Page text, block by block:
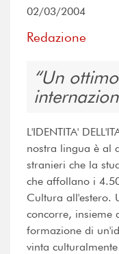
02/03/2004
Redazione
Un
L'IDENTITA'
nostra lingua è al
stranieri che la
che affollano i
Cultura all'estero.
concorre, insieme
formazione di
vinta